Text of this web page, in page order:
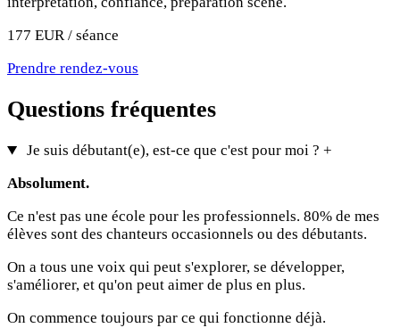
177 EUR / séance
Prendre rendez-vous
Questions fréquentes
Je suis débutant(e), est-ce que c'est pour moi ?+
Absolument.
Ce n'est pas une école pour les professionnels. 80% de mes
élèves sont des chanteurs occasionnels ou des débutants.
On a tous une voix qui peut s'explorer, se développer,
s'améliorer, et qu'on peut aimer de plus en plus.
On commence toujours par ce qui fonctionne déjà.